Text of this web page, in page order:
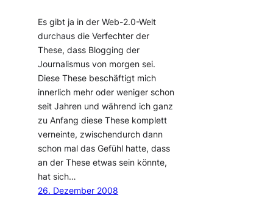
Es gibt ja in der Web-2.0-Welt
durchaus die Verfechter der
These, dass Blogging der
Journalismus von morgen sei.
Diese These beschäftigt mich
innerlich mehr oder weniger schon
seit Jahren und während ich ganz
zu Anfang diese These komplett
verneinte, zwischendurch dann
schon mal das Gefühl hatte, dass
an der These etwas sein könnte,
hat sich…
26. Dezember 2008